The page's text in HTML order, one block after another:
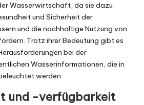
Wasserwirtschaft, da sie dazu
und Sicherheit der
und die nachhaltige Nutzung von
Trotz ihrer Bedeutung gibt es
bei der
Wasserinformationen, die in
werden.
und -verfügbarkeit